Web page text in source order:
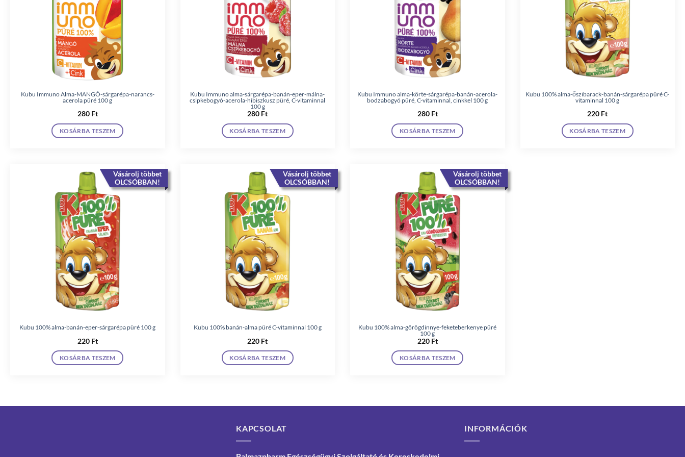
Kubu Immuno Alma-MANGÓ-sárgarépa-narancs-
acerola püré 100 g
280 Ft
KOSÁRBA TESZEM
Kubu Immuno alma-sárgarépa-banán-eper-málna-
csipkebogyó-acerola-hibiszkusz püré, C-vitaminnal
100 g
280 Ft
KOSÁRBA TESZEM
Kubu Immuno alma-körte-sárgarépa-banán-acerola-
bodzabogyó püré, C-vitaminnal, cinkkel 100 g
280 Ft
KOSÁRBA TESZEM
Kubu 100% alma-őszibarack-banán-sárgarépa püré C-
vitaminnal 100 g
220 Ft
KOSÁRBA TESZEM
Vásárolj többet
OLCSÓBBAN!
Kubu 100% alma-banán-eper-sárgarépa püré 100 g
220 Ft
KOSÁRBA TESZEM
Vásárolj többet
OLCSÓBBAN!
Kubu 100% banán-alma püré C-vitaminnal 100 g
220 Ft
KOSÁRBA TESZEM
Vásárolj többet
OLCSÓBBAN!
Kubu 100% alma-görögdinnye-feketeberkenye püré
100 g
220 Ft
KOSÁRBA TESZEM
KAPCSOLAT INFORMÁCIÓK